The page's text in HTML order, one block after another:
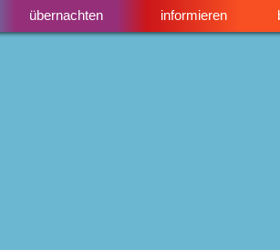
übernachten informieren